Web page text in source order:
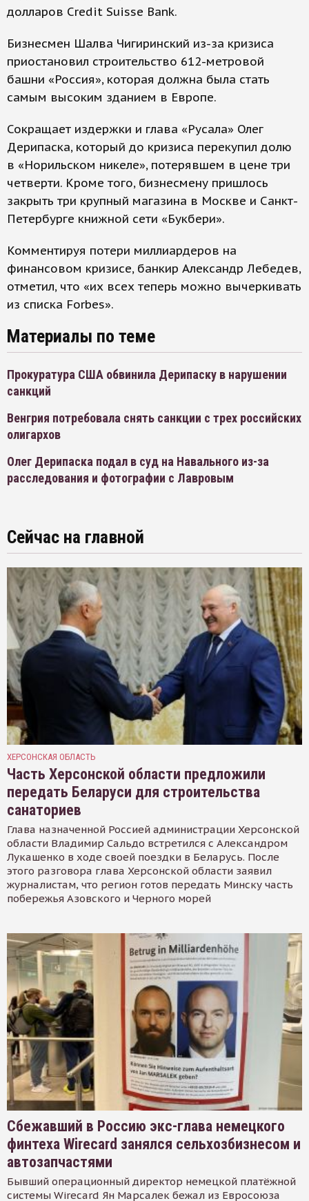
долларов Credit Suisse Bank.
Бизнесмен Шалва Чигиринский из-за кризиса
приостановил строительство 612-метровой
башни «Россия», которая должна была стать
самым высоким зданием в Европе.
Сокращает издержки и глава «Русала» Олег
Дерипаска, который до кризиса перекупил долю
в «Норильском никеле», потерявшем в цене три
четверти. Кроме того, бизнесмену пришлось
закрыть три крупный магазина в Москве и Санкт-
Петербурге книжной сети «Букбери».
Комментируя потери миллиардеров на
финансовом кризисе, банкир Александр Лебедев,
отметил, что «их всех теперь можно вычеркивать
из списка Forbes».
Материалы по теме
Прокуратура США обвинила Дерипаску в нарушении
санкций
Венгрия потребовала снять санкции с трех российских
олигархов
Олег Дерипаска подал в суд на Навального из-за
расследования и фотографии с Лавровым
Сейчас на главной
ХЕРСОНСКАЯ ОБЛАСТЬ
Часть Херсонской области предложили
передать Беларуси для строительства
санаториев
Глава назначенной Россией администрации Херсонской
области Владимир Сальдо встретился с Александром
Лукашенко в ходе своей поездки в Беларусь. После
этого разговора глава Херсонской области заявил
журналистам, что регион готов передать Минску часть
побережья Азовского и Черного морей
Сбежавший в Россию экс-глава немецкого
финтеха Wirecard занялся сельхозбизнесом и
автозапчастями
Бывший операционный директор немецкой платёжной
системы Wirecard Ян Марсалек бежал из Евросоюза